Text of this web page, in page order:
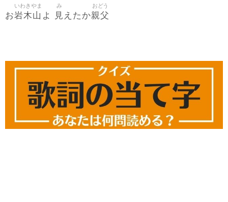
お岩木山
いわきやま
よ 見
み
えたか親父
おどう